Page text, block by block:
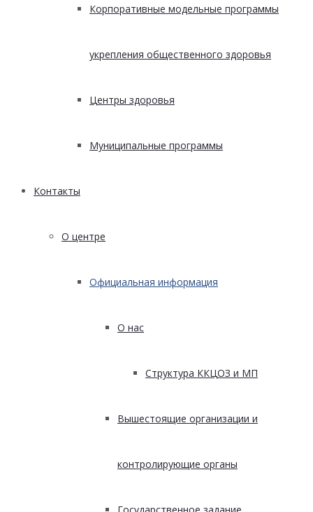
Корпоративные модельные программы
укрепления общественного здоровья
Центры здоровья
Муниципальные программы
Контакты
О центре
Официальная информация
О нас
Структура ККЦОЗ и МП
Вышестоящие организации и
контролирующие органы